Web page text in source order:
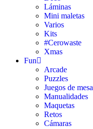
Láminas
Mini maletas
Varios
Kits
#Cerowaste
Xmas
Fun
Arcade
Puzzles
Juegos de mesa
Manualidades
Maquetas
Retos
Cámaras